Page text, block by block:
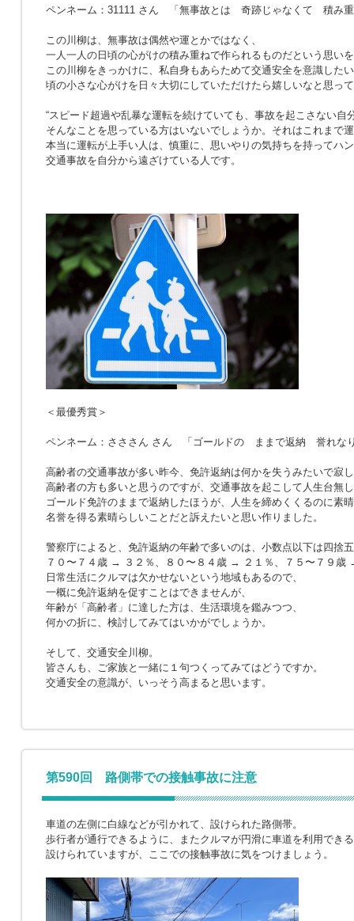
ペンネーム：31111 さん 「無事故とは 奇跡じゃなくて 積み
この川柳は、無事故は偶然や運とかではなく、
一人一人の日頃の心がけの積み重ねで作られるものだという思い
この川柳をきっかけに、私自身もあらためて交通安全を意識した
頃の小さな心がけを日々大切にしていただけたら嬉しいなと思っ
“スピード超過や乱暴な運転を続けていても、事故を起こさない自
そんなことを思っている方はいないでしょうか。それはこれまで
本当に運転が上手い人は、慎重に、思いやりの気持ちを持ってハ
交通事故を自分から遠ざけている人です。
＜最優秀賞＞
ペンネーム：さささん さん 「ゴールドの ままで返納 誉れな
高齢者の交通事故が多い昨今、免許返納は何かを失うみたいで寂
高齢者の方も多いと思うのですが、交通事故を起こして人生台無
ゴールド免許のままで返納したほうが、人生を締めくくるのに素
名誉を得る素晴らしいことだと訴えたいと思い作りました。
警察庁によると、免許返納の年齢で多いのは、小数点以下は四捨
７０〜７４歳 → ３２％、８０〜８４歳 → ２１％、７５〜７９歳
日常生活にクルマは欠かせないという地域もあるので、
一概に免許返納を促すことはできませんが、
年齢が「高齢者」に達した方は、生活環境を鑑みつつ、
何かの折に、検討してみてはいかがでしょうか。
そして、交通安全川柳。
皆さんも、ご家族と一緒に１句つくってみてはどうですか。
交通安全の意識が、いっそう高まると思います。
第590回 路側帯での接触事故に注意
車道の左側に白線などが引かれて、設けられた路側帯。
歩行者が通行できるように、またクルマが円滑に車道を利用でき
設けられていますが、ここでの接触事故に気をつけましょう。